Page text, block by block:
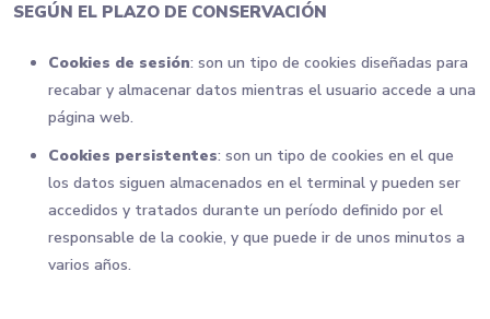
SEGÚN EL PLAZO DE CONSERVACIÓN
Cookies de sesión: son un tipo de cookies diseñadas para
recabar y almacenar datos mientras el usuario accede a una
página web.
Cookies persistentes: son un tipo de cookies en el que
los datos siguen almacenados en el terminal y pueden ser
accedidos y tratados durante un período definido por el
responsable de la cookie, y que puede ir de unos minutos a
varios años.